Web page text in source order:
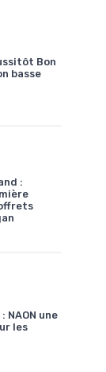
Bon
basse
:
une
les